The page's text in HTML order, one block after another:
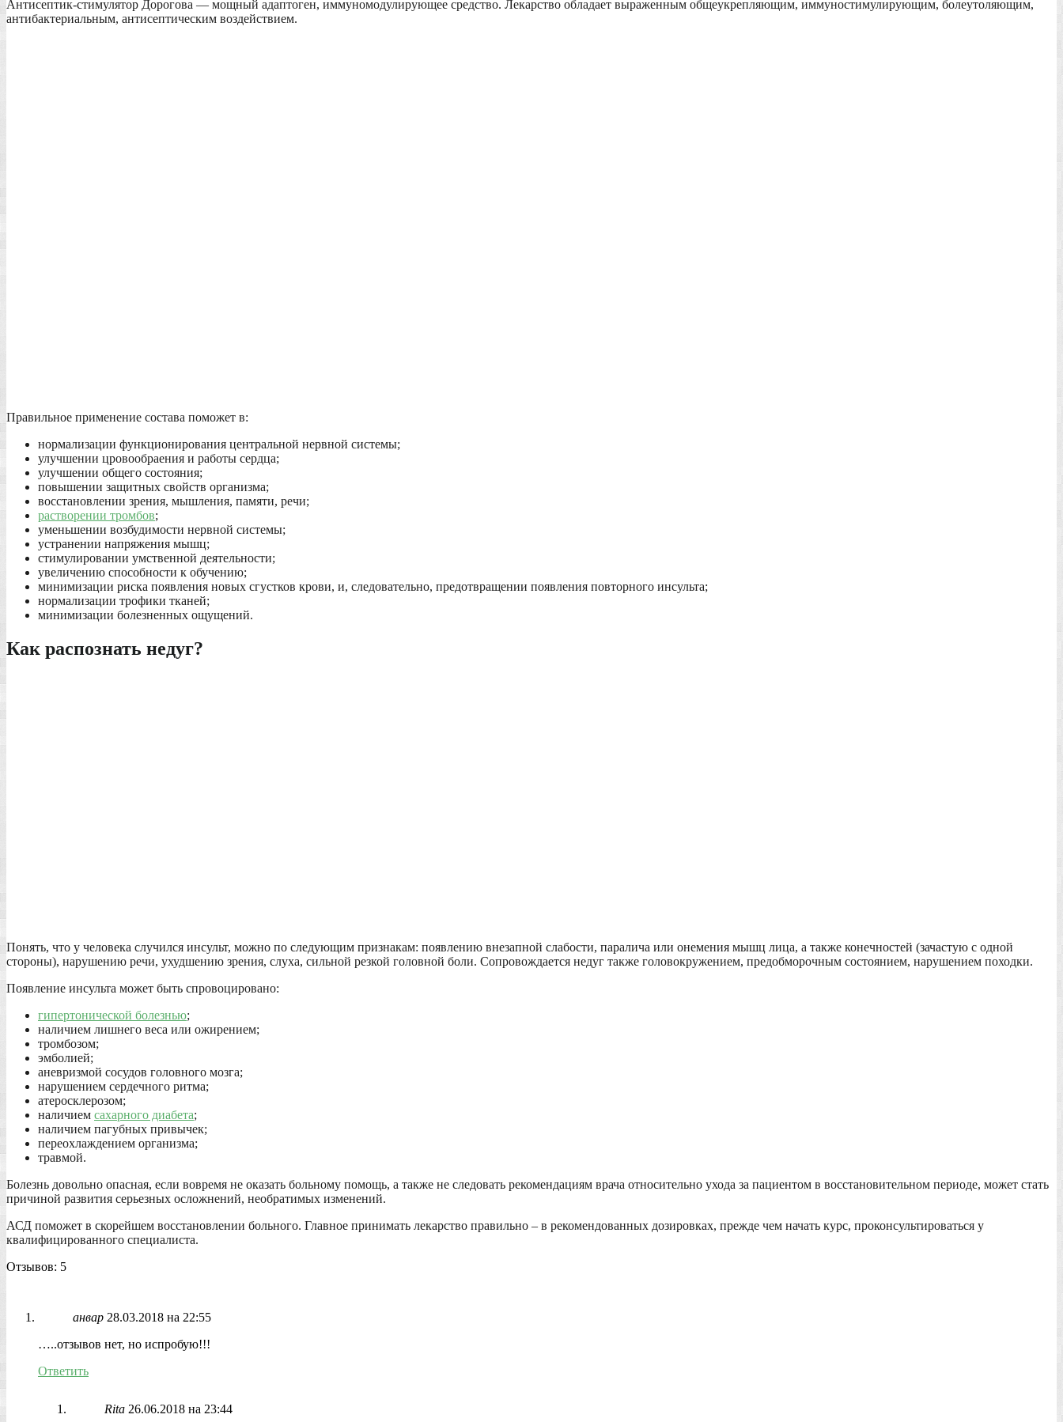
Антисептик-стимулятор Дорогова — мощный адаптоген, иммуномодулирующее средство. Лекарство обладает выраженным общеукрепляющим, иммуностимулирующим, болеутоляющим,
антибактериальным, антисептическим воздействием.
Правильное применение состава поможет в:
нормализации функционирования центральной нервной системы;
улучшении цровообраения и работы сердца;
улучшении общего состояния;
повышении защитных свойств организма;
восстановлении зрения, мышления, памяти, речи;
растворении тромбов;
уменьшении возбудимости нервной системы;
устранении напряжения мышц;
стимулировании умственной деятельности;
увеличению способности к обучению;
минимизации риска появления новых сгустков крови, и, следовательно, предотвращении появления повторного инсульта;
нормализации трофики тканей;
минимизации болезненных ощущений.
Как распознать недуг?
Понять, что у человека случился инсульт, можно по следующим признакам: появлению внезапной слабости, паралича или онемения мышц лица, а также конечностей (зачастую с одной
стороны), нарушению речи, ухудшению зрения, слуха, сильной резкой головной боли. Сопровождается недуг также головокружением, предобморочным состоянием, нарушением походки.
Появление инсульта может быть спровоцировано:
гипертонической болезнью;
наличием лишнего веса или ожирением;
тромбозом;
эмболией;
аневризмой сосудов головного мозга;
нарушением сердечного ритма;
атеросклерозом;
наличием сахарного диабета;
наличием пагубных привычек;
переохлаждением организма;
травмой.
Болезнь довольно опасная, если вовремя не оказать больному помощь, а также не следовать рекомендациям врача относительно ухода за пациентом в восстановительном периоде, может стать
причиной развития серьезных осложнений, необратимых изменений.
АСД поможет в скорейшем восстановлении больного. Главное принимать лекарство правильно – в рекомендованных дозировках, прежде чем начать курс, проконсультироваться у
квалифицированного специалиста.
Отзывов: 5
анвар 28.03.2018 на 22:55
…..отзывов нет, но испробую!!!
Ответить
Rita 26.06.2018 на 23:44